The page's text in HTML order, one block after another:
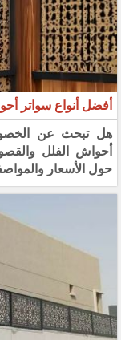
أفضل أنواع سواتر
هل تبحث عن
أحواش الفلل
حول الأسعار